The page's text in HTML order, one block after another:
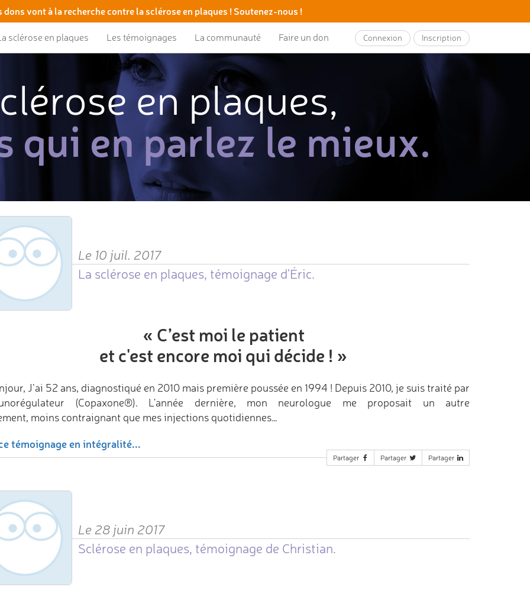
dons vont à la recherche contre la sclérose en plaques ! Soutenez-nous !
sclérose en plaques Les témoignages La communauté Faire un don Connexion Inscription
en plaques,
qui en parlez le mieux.
Le 10 juil. 2017
La sclérose en plaques, témoignage d'Éric.
« C’est moi le patient
et c'est encore moi qui décide ! »
J’ai 52 ans, diagnostiqué en 2010 mais première poussée en 1994 ! Depuis 2010, je suis traité par
(Copaxone®). L'année dernière, mon neurologue me proposait un autre
moins contraignant que mes injections quotidiennes…
témoignage en intégralité...
Partager Partager Partager
Le 28 juin 2017
Sclérose en plaques, témoignage de Christian.